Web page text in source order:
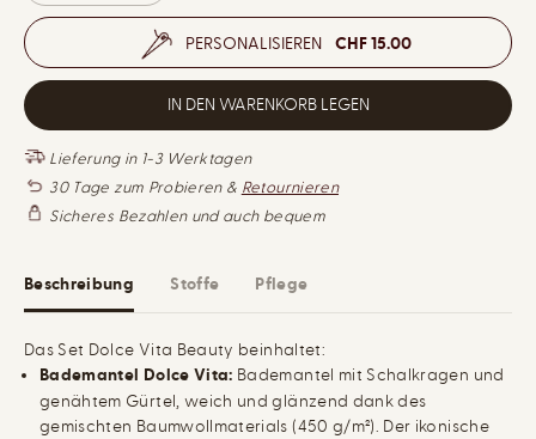
I
S
E
S
e
i
n
r
u
g
d
e
e
g
f
ü
r
S
e
e
e
e
ö
h
n
ü
l
c
e
V
i
PERSONALISIEREN CHF 15.00
IN DEN WARENKORB LEGEN
Lieferung in 1-3 Werktagen
30 Tage zum Probieren & Retournieren
Sicheres Bezahlen und auch bequem
Beschreibung Stoffe Pflege
Das Set Dolce Vita Beauty beinhaltet:
Bademantel Dolce Vita: Bademantel mit Schalkragen und
genähtem Gürtel, weich und glänzend dank des
gemischten Baumwollmaterials (450 g/m²). Der ikonische